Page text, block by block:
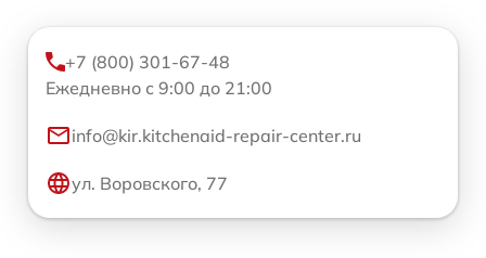
+7 (800) 301-67-48
Ежедневно с 9:00 до 21:00
info@kir.kitchenaid-repair-center.ru
ул. Воровского, 77